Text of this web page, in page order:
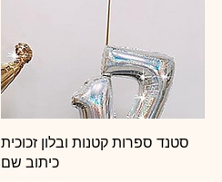
תצוגה מהירה
סטנד ספרות קטנות ובלון זכוכית
כיתוב שם